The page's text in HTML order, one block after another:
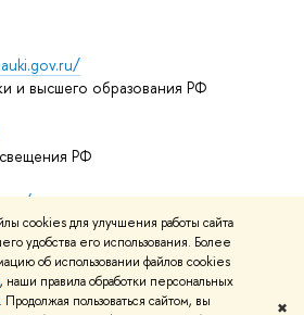
cookies для улучшения работы сайта
удобства его использования. Более
об использовании файлов cookies
, наши правила обработки персональных
. Продолжая пользоваться сайтом, вы
✖
и высшего образования РФ
РФ
mooc
онлайн-курсы
Адреса и контактыУсловия